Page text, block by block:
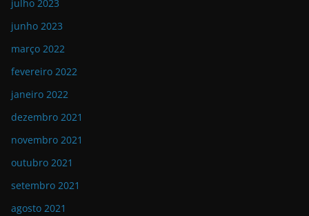
julho 2023
junho 2023
março 2022
fevereiro 2022
janeiro 2022
dezembro 2021
novembro 2021
outubro 2021
setembro 2021
agosto 2021